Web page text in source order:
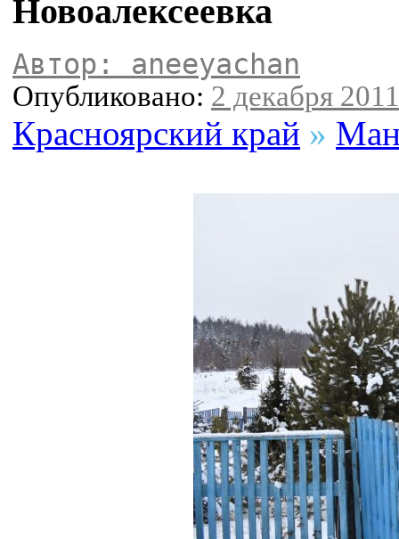
Новоалексеевка
Автор: aneeyachan
Опубликовано: 2 декабря
Красноярский край »